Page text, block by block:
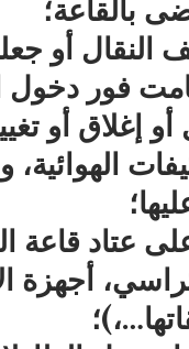
بالقاعة؛
النقال أو
فور دخول
إغلاق أو
عتاد قاعة
أجهزة